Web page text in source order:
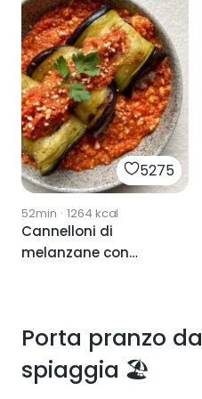
5275
52min · 1264 kcal
Cannelloni di
melanzane con
Porta pranzo da
spiaggia 🏖